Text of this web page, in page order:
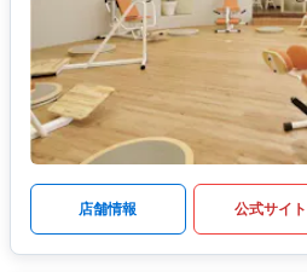
店舗情報 公式サイト